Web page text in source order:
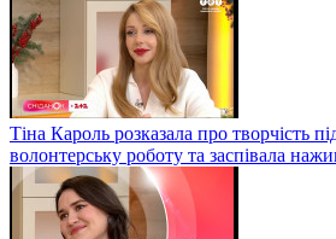
Тіна Кароль розказала про творчість
волонтерську роботу та заспівала